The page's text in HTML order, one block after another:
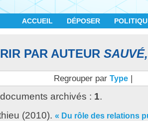
ACCUEIL DÉPOSER
PAR AUTEUR
Regrouper par Type |
archivés : 1.
(2010). « Du rôle des relations